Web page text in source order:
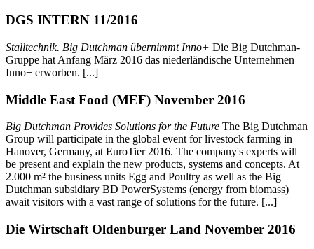
DGS INTERN 11/2016
Stalltechnik. Big Dutchman übernimmt Inno+ Die Big Dutchman-
Gruppe hat Anfang März 2016 das niederländische Unternehmen
Inno+ erworben. [...]
Middle East Food (MEF) November 2016
Big Dutchman Provides Solutions for the Future The Big Dutchman
Group will participate in the global event for livestock farming in
Hanover, Germany, at EuroTier 2016. The company's experts will
be present and explain the new products, systems and concepts. At
2.000 m² the business units Egg and Poultry as well as the Big
Dutchman subsidiary BD PowerSystems (energy from biomass)
await visitors with a vast range of solutions for the future. [...]
Die Wirtschaft Oldenburger Land November 2016